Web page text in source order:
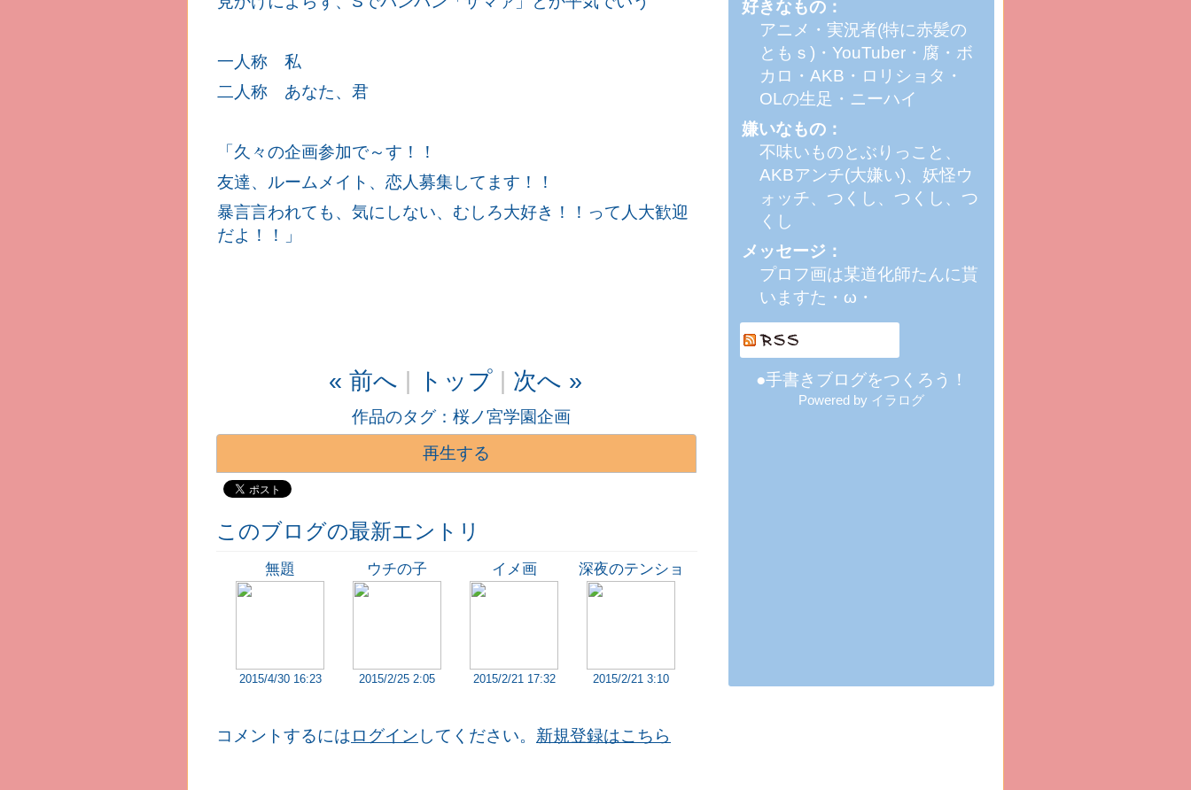
一人称 私
二人称 あなた、君
「久々の企画参加で～す！！
友達、ルームメイト、恋人募集してます！！
暴言言われても、気にしない、むしろ大好き！！って人大歓迎
だよ！！」
« 前へ トップ 次へ »
作品のタグ： 桜ノ宮学園企画
再生する
このブログの最新エントリ
無題
2015/4/30 16:23
ウチの子
2015/2/25 2:05
イメ画
2015/2/21 17:32
深夜のテンショ
2015/2/21 3:10
コメントするにはログイン してください。 新規登録はこちら
好きなもの：
アニメ・実況者(特に赤髪の
ともｓ)・YouTuber・腐・ボ
カロ・AKB・ロリショタ・
OLの生足・ニーハイ
嫌いなもの：
不味いものとぶりっこと、
AKBアンチ(大嫌い)、妖怪ウ
ォッチ、つくし、つくし、つ
くし
メッセージ：
プロフ画は某道化師たんに貰
いますた・ω・
●手書きブログをつくろう！
Powered by イラログ